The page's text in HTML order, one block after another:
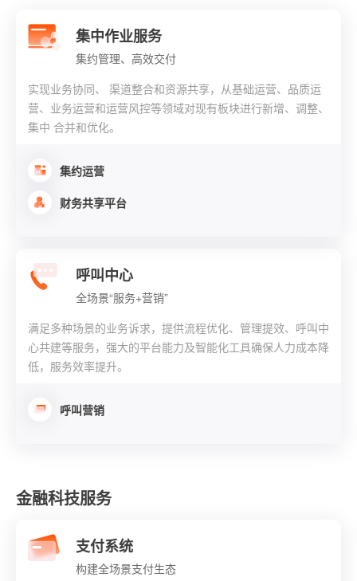
集中作业服务
集约管理、高效交付
实现业务协同、 渠道整合和资源共享，从基础运营、品质运
营、业务运营和运营风控等领域对现有板块进行新增、调整、
集中 合并和优化。
集约运营
财务共享平台
呼叫中心
全场景“服务+营销”
满足多种场景的业务诉求，提供流程优化、管理提效、呼叫中
心共建等服务，强大的平台能力及智能化工具确保人力成本降
低，服务效率提升。
呼叫营销
金融科技服务
支付系统
构建全场景支付生态